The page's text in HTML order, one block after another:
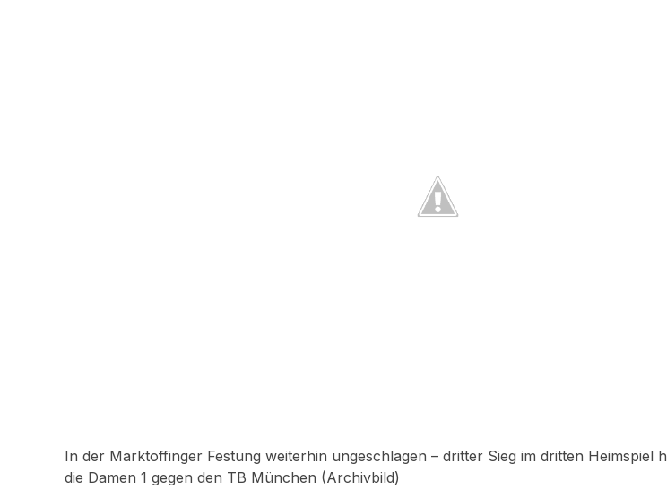
In der Marktoffinger Festung weiterhin ungeschlagen – dritter Sieg im dritten Heimspiel
die Damen 1 gegen den TB München (Archivbild)